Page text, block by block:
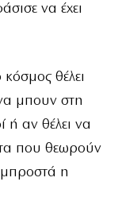
να έχει
θέλει
μπουν στη
αν θέλει να
που θεωρούν
μπροστά η